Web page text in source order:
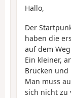
Hallo,
Der
haben die
auf dem
Ein kleiner,
Brücken
Man muss
sich nicht zu